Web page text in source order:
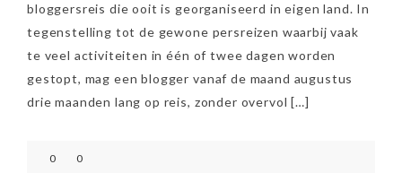
bloggersreis die ooit is georganiseerd in eigen land. In
tegenstelling tot de gewone persreizen waarbij vaak
te veel activiteiten in één of twee dagen worden
gestopt, mag een blogger vanaf de maand augustus
drie maanden lang op reis, zonder overvol […]
0
0